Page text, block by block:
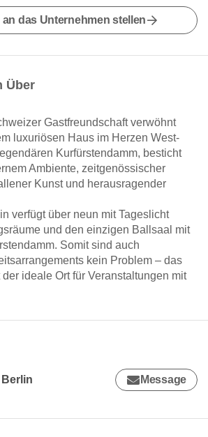
an das Unternehmen stellen
Über
Gastfreundschaft verwöhnt
luxuriösen Haus im Herzen West-
Kurfürstendamm, besticht
Ambiente, zeitgenössischer
Kunst und herausragender
verfügt über neun mit Tageslicht
und den einzigen Ballsaal mit
Somit sind auch
kein Problem – das
ideale Ort für Veranstaltungen mit
Message